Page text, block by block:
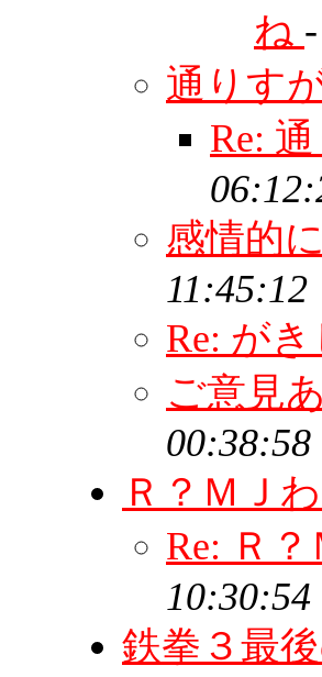
ね -
通りす
Re:
感情的
11:45:12
Re: が
ご意見
00:38:58
Ｒ？ＭＪ
Re: Ｒ
10:30:54
鉄拳３最